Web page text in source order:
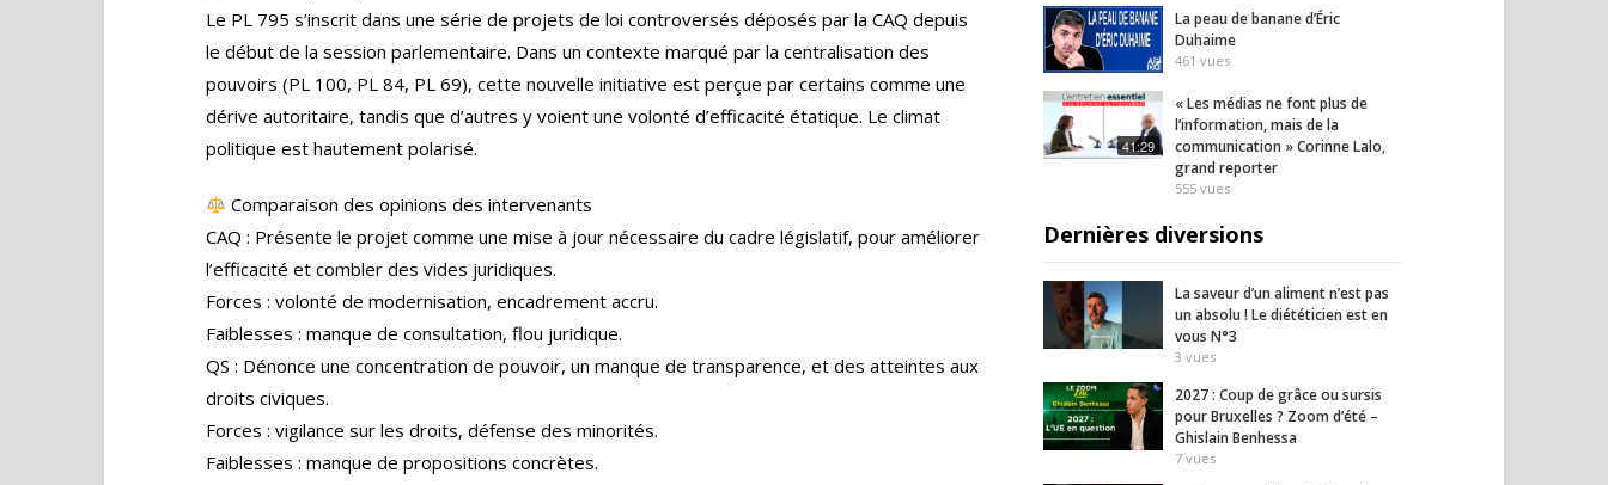
Le PL 795 s’inscrit dans une série de projets de loi controversés déposés par la CAQ depuis
le début de la session parlementaire. Dans un contexte marqué par la centralisation des
pouvoirs (PL 100, PL 84, PL 69), cette nouvelle initiative est perçue par certains comme une
dérive autoritaire, tandis que d’autres y voient une volonté d’efficacité étatique. Le climat
politique est hautement polarisé.
Comparaison des opinions des intervenants
CAQ : Présente le projet comme une mise à jour nécessaire du cadre législatif, pour améliorer
l’efficacité et combler des vides juridiques.
Forces : volonté de modernisation, encadrement accru.
Faiblesses : manque de consultation, flou juridique.
QS : Dénonce une concentration de pouvoir, un manque de transparence, et des atteintes aux
droits civiques.
Forces : vigilance sur les droits, défense des minorités.
Faiblesses : manque de propositions concrètes.
La peau de banane d’Éric
Duhaime
461 vues
41:29
« Les médias ne font plus de
l’information, mais de la
communication » Corinne Lalo,
grand reporter
555 vues
Dernières diversions
La saveur d’un aliment n’est pas
un absolu ! Le diététicien est en
vous N°3
3 vues
2027 : Coup de grâce ou sursis
pour Bruxelles ? Zoom d’été –
Ghislain Benhessa
7 vues